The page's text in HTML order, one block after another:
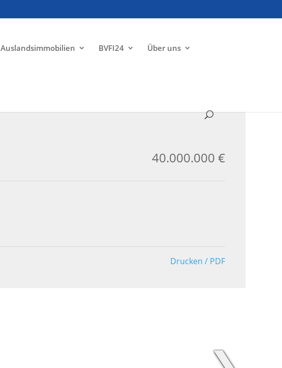
Auslandsimmobilien BVFI24 Über uns
40.000.000 €
Drucken / PDF